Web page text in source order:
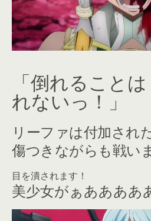
「倒れること
れないっ！」
リーファは付加され
傷つきながらも戦い
目を潰されます！
美少女がぁああああ